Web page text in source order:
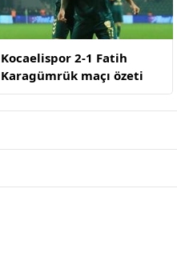
Kocaelispor 2-1 Fatih
Karagümrük maçı özeti